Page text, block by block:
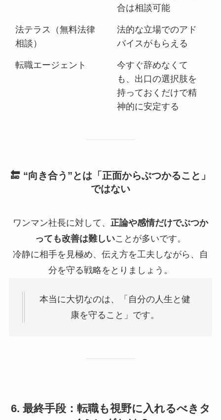
合は相談可能
法テラス（無料法律
相談）
法的な立場でのアド
バイスがもらえる
転職エージェント
今すぐ辞めなくて
も、出口の選択肢を
持っておくだけで精
神的に安定する
🔚 “向き合う”とは「正面からぶつかること」
ではない
ワンマン社長に対して、 正論や感情だけでぶつか
っても改善は難しいことが多いです。
冷静に相手を見極め、伝え方を工夫しながら、自
分を守る戦略をとりましょう。
本当に大切なのは、「自分の人生と健
康を守ること」です。
6. 最終手段：転職も視野に入れるべきタ